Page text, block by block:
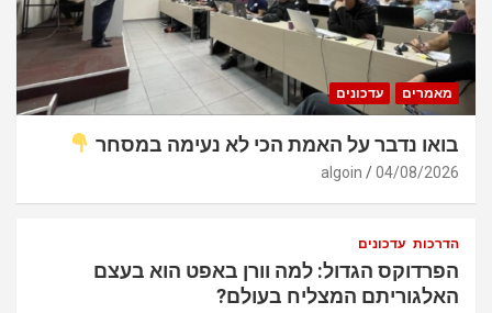
מאמרים עדכונים
בואו נדבר על האמת הכי לא נעימה במסחר
04/08/2026
algoin
הדרכות עדכונים
הפרדוקס הגדול: למה וורן באפט הוא בעצם
האלגוריתם המצליח בעולם?